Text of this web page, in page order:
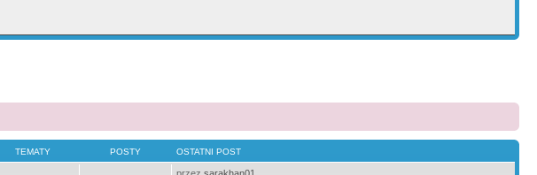
TEMATY POSTY OSTATNI POST
przezsarakhan01